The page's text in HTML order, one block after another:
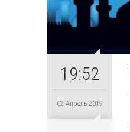
19:52
02 Апрель 2019